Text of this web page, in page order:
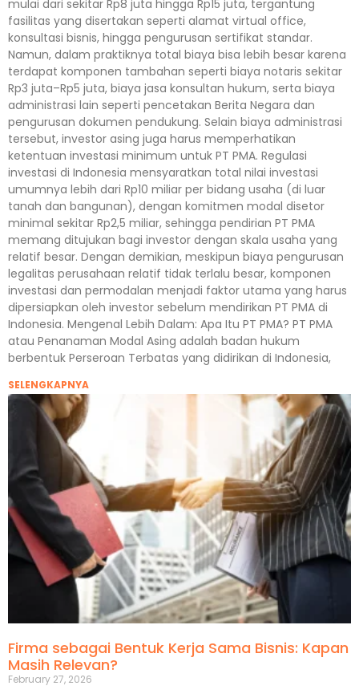
mulai dari sekitar Rp8 juta hingga Rp15 juta, tergantung
fasilitas yang disertakan seperti alamat virtual office,
konsultasi bisnis, hingga pengurusan sertifikat standar.
Namun, dalam praktiknya total biaya bisa lebih besar karena
terdapat komponen tambahan seperti biaya notaris sekitar
Rp3 juta–Rp5 juta, biaya jasa konsultan hukum, serta biaya
administrasi lain seperti pencetakan Berita Negara dan
pengurusan dokumen pendukung. Selain biaya administrasi
tersebut, investor asing juga harus memperhatikan
ketentuan investasi minimum untuk PT PMA. Regulasi
investasi di Indonesia mensyaratkan total nilai investasi
umumnya lebih dari Rp10 miliar per bidang usaha (di luar
tanah dan bangunan), dengan komitmen modal disetor
minimal sekitar Rp2,5 miliar, sehingga pendirian PT PMA
memang ditujukan bagi investor dengan skala usaha yang
relatif besar. Dengan demikian, meskipun biaya pengurusan
legalitas perusahaan relatif tidak terlalu besar, komponen
investasi dan permodalan menjadi faktor utama yang harus
dipersiapkan oleh investor sebelum mendirikan PT PMA di
Indonesia. Mengenal Lebih Dalam: Apa Itu PT PMA? PT PMA
atau Penanaman Modal Asing adalah badan hukum
berbentuk Perseroan Terbatas yang didirikan di Indonesia,
SELENGKAPNYA
Firma sebagai Bentuk Kerja Sama Bisnis: Kapan
Masih Relevan?
February 27, 2026